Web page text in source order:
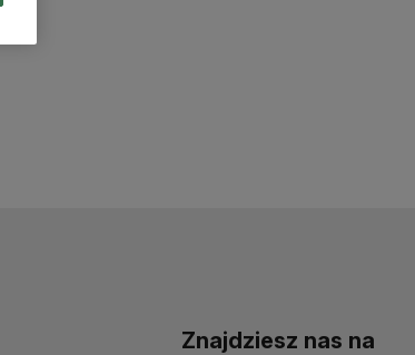
Znajdziesz nas na